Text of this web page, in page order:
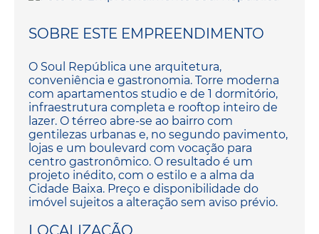
SOBRE ESTE EMPREENDIMENTO
O Soul República une arquitetura,
conveniência e gastronomia. Torre moderna
com apartamentos studio e de 1 dormitório,
infraestrutura completa e rooftop inteiro de
lazer. O térreo abre-se ao bairro com
gentilezas urbanas e, no segundo pavimento,
lojas e um boulevard com vocação para
centro gastronômico. O resultado é um
projeto inédito, com o estilo e a alma da
Cidade Baixa. Preço e disponibilidade do
imóvel sujeitos a alteração sem aviso prévio.
LOCALIZAÇÃO